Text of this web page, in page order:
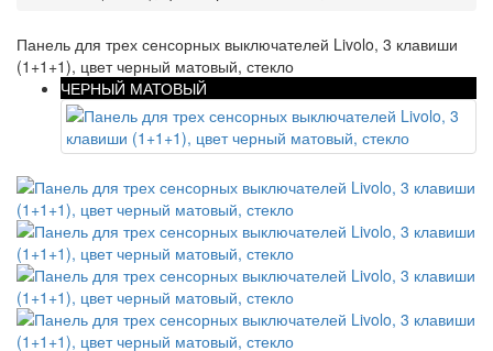
Панель для трех сенсорных выключателей Livolo, 3 клавиши
(1+1+1), цвет черный матовый, стекло
ЧЕРНЫЙ МАТОВЫЙ